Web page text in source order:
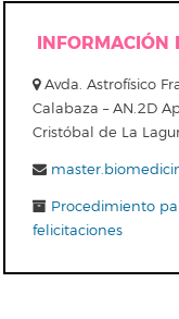
INFORMACIÓN
Avda. Astrofísico
Calabaza – AN.2D
Cristóbal de La
Procedimiento
felicitaciones